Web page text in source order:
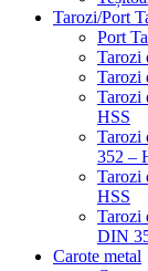
Tarozi/Port
Port
Tarozi
Tarozi
Tarozi
HSS
Tarozi
352 –
Tarozi
HSS
Tarozi
DIN
Carote metal